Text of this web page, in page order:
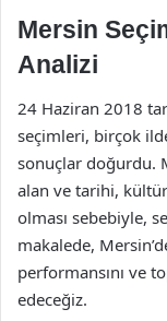
Mersin
Analizi
24 Haziran 2018
seçimleri, birçok
sonuçlar doğurdu.
alan ve tarihi,
olması sebebiyle,
makalede,
performansını ve
edeceğiz.